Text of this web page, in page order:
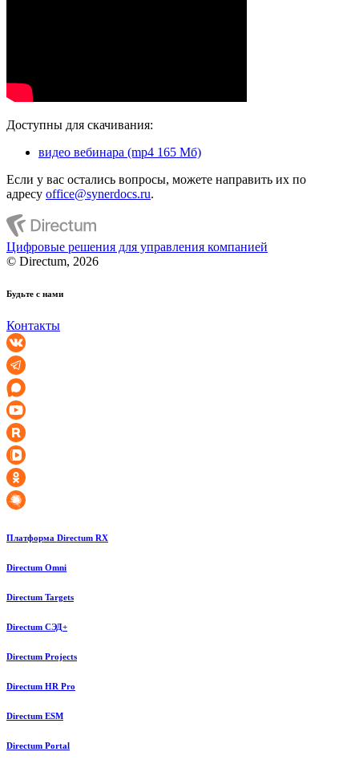
Доступны для скачивания:
видео вебинара (mp4 165 Мб)
Если у вас остались вопросы, можете направить их по
адресу office@synerdocs.ru.
Цифровые решения для управления компанией
© Directum, 2026
Будьте с нами
Контакты
Платформа Directum RX
Directum Omni
Directum Targets
Directum СЭД+
Directum Projects
Directum HR Pro
Directum ESM
Directum Portal